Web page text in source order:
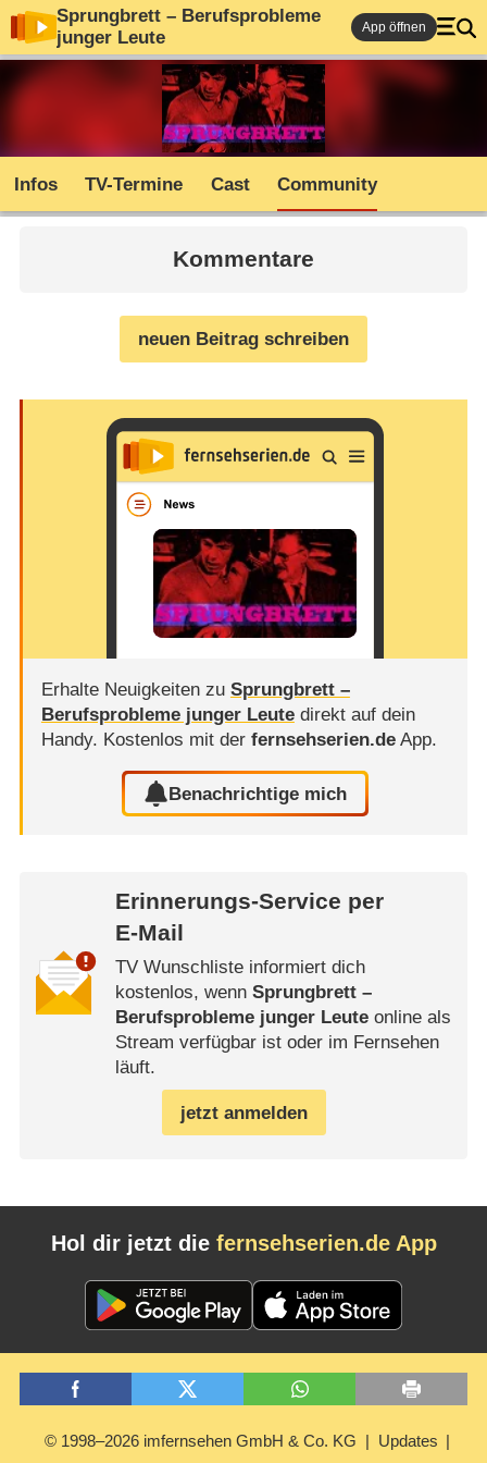
Sprungbrett – Berufsprobleme
junger Leute
App öffnen
Infos TV-Termine Cast Community
Kommentare
neuen Beitrag schreiben
Erhalte Neuigkeiten zu Sprungbrett –
Berufsprobleme junger Leutedirekt auf dein
Handy. Kostenlos mit der fernsehserien.deApp.
Benachrichtige mich
Erinnerungs-Service per
E-Mail
TV Wunschliste informiert dich
kostenlos, wenn Sprungbrett –
Berufsprobleme junger Leuteonline als
Stream verfügbar ist oder im Fernsehen
läuft.
jetzt anmelden
Hol dir jetzt die fernsehserien.de App
© 1998–2026 imfernsehen GmbH & Co. KG Updates